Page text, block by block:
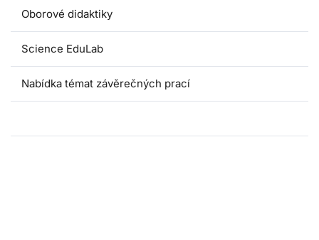
Oborové didaktiky
Science EduLab
Nabídka témat závěrečných prací